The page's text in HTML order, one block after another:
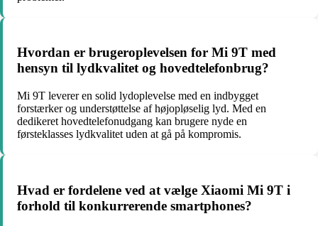
Hvordan er brugeroplevelsen for Mi 9T med
hensyn til lydkvalitet og hovedtelefonbrug?
Mi 9T leverer en solid lydoplevelse med en indbygget
forstærker og understøttelse af højopløselig lyd. Med en
dedikeret hovedtelefonudgang kan brugere nyde en
førsteklasses lydkvalitet uden at gå på kompromis.
Hvad er fordelene ved at vælge Xiaomi Mi 9T i
forhold til konkurrerende smartphones?